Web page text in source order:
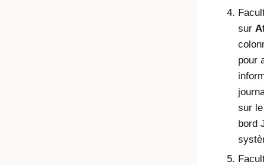
sur
pour
sur
bord